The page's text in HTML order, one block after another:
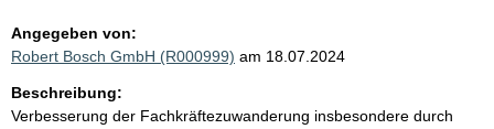
Angegeben von:
Robert Bosch GmbH (R000999) am 18.07.2024
Beschreibung:
Verbesserung der Fachkräftezuwanderung insbesondere durch